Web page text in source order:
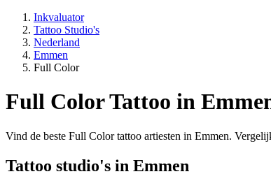
Inkvaluator
Tattoo Studio's
Nederland
Emmen
Full Color
Full Color Tattoo in
Vind de beste Full Color tattoo artiesten in Emmen.
Tattoo studio's in Emmen